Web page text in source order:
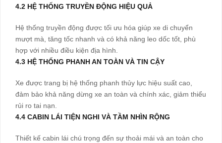
4.2 HỆ THỐNG TRUYỀN ĐỘNG HIỆU QUẢ
Hệ thống truyền động được tối ưu hóa giúp xe di chuyển
mượt mà, tăng tốc nhanh và có khả năng leo dốc tốt, phù
hợp với nhiều điều kiện địa hình.
4.3 HỆ THỐNG PHANH AN TOÀN VÀ TIN CẬY
Xe được trang bị hệ thống phanh thủy lực hiệu suất cao,
đảm bảo khả năng dừng xe an toàn và chính xác, giảm thiểu
rủi ro tai nạn.
4.4 CABIN LÁI TIỆN NGHI VÀ TẦM NHÌN RỘNG
Thiết kế cabin lái chú trọng đến sự thoải mái và an toàn cho